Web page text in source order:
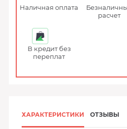
Наличная оплата
расчет
В кредит без
переплат
ХАРАКТЕРИСТИКИ ОТЗЫВЫ